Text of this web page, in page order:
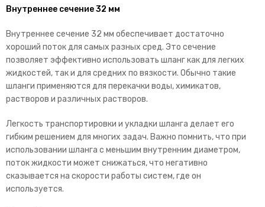
Внутреннее сечение 32 мм
Внутреннее сечение 32 мм обеспечивает достаточно
хороший поток для самых разных сред. Это сечение
позволяет эффективно использовать шланг как для легких
жидкостей, так и для средних по вязкости. Обычно такие
шланги применяются для перекачки воды, химикатов,
растворов и различных растворов.
Легкость транспортировки и укладки шланга делает его
гибким решением для многих задач. Важно помнить, что при
использовании шланга с меньшим внутренним диаметром,
поток жидкости может снижаться, что негативно
сказывается на скорости работы систем, где он
используется.